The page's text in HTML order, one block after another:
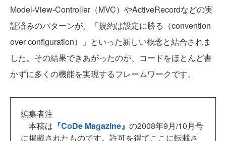
Model-View-Controller（MVC）やActiveRecordなどの実
証済みのパターンが、「規約は設定に勝る（convention
over configuration）」といった新しい概念と結合されま
した。その結果できあがったのが、コードをほとんど書
かずに多くの機能を実現するフレームワークです。
編集者注
本稿は 『CoDe Magazine』 の2008年9月/10月号
に掲載されたものです。許可を得てここに転載さ